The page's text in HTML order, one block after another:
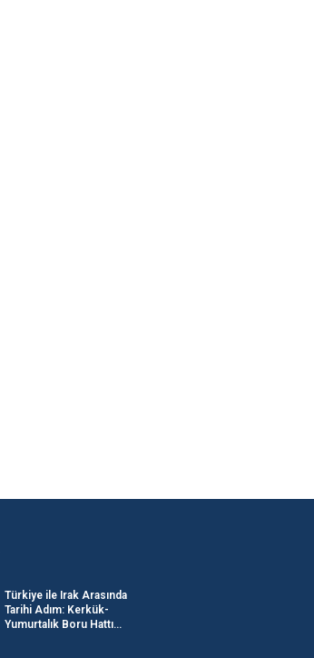
Türkiye ile Irak Arasında
Tarihi Adım: Kerkük-
Yumurtalık Boru Hattı...